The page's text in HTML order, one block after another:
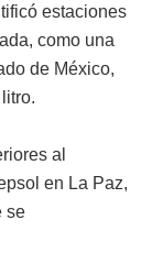
estaciones
como una
de México,
al
en La Paz,
se